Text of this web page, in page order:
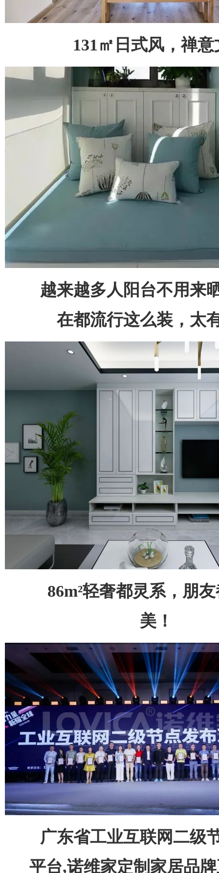
131㎡日式风，禅
越来越多人阳台不用来
在都流行这么装，太
86m²轻奢都灵系，朋
美！
广东省工业互联网二级
平台,诺维家定制家居品